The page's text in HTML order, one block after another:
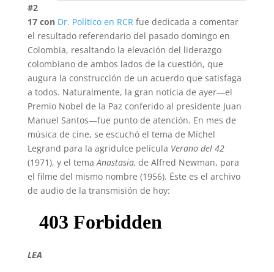
#2
17 con Dr. Político en RCRfue dedicada a comentar
el resultado referendario del pasado domingo en
Colombia, resaltando la elevación del liderazgo
colombiano de ambos lados de la cuestión, que
augura la construcción de un acuerdo que satisfaga
a todos. Naturalmente, la gran noticia de ayer—el
Premio Nobel de la Paz conferido al presidente Juan
Manuel Santos—fue punto de atención. En mes de
música de cine, se escuchó el tema de Michel
Legrand para la agridulce película Verano del 42
(1971), y el temaAnastasia, de Alfred Newman, para
el filme del mismo nombre (1956). Éste es el archivo
de audio de la transmisión de hoy:
LEA